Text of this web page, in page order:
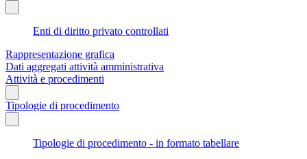
Enti di diritto privato controllati
Rappresentazione grafica
Dati aggregati attività amministrativa
Attività e procedimenti
Tipologie di procedimento
Tipologie di procedimento - in formato tabellare